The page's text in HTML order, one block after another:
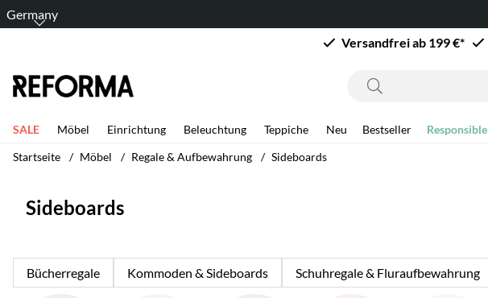
Germany
Versandfrei ab 199 €*
SALE Möbel Einrichtung Beleuchtung Teppiche Neu Bestseller Responsible
Startseite
Möbel Regale & Aufbewahrung Sideboards
Sideboards
Bücherregale Kommoden & Sideboards Schuhregale & Fluraufbewahrung